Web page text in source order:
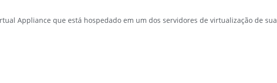
Appliance que está hospedado em um dos servidores de virtualização de sua